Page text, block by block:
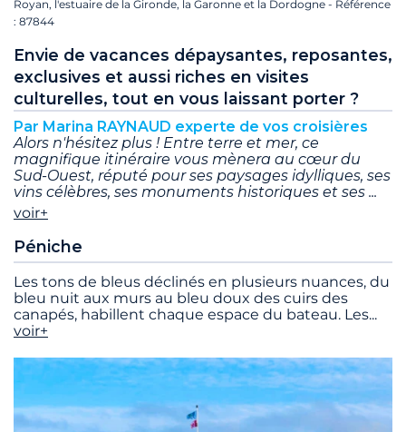
Royan, l'estuaire de la Gironde, la Garonne et la Dordogne - Référence
: 87844
Envie de vacances dépaysantes, reposantes,
exclusives et aussi riches en visites
culturelles, tout en vous laissant porter ?
Par Marina RAYNAUD experte de vos croisières
Alors n'hésitez plus ! Entre terre et mer, ce
magnifique itinéraire vous mènera au cœur du
Sud-Ouest, réputé pour ses paysages idylliques, ses
vins célèbres, ses monuments historiques et ses
voir+
Péniche
Les tons de bleus déclinés en plusieurs nuances, du
bleu nuit aux murs au bleu doux des cuirs des
canapés, habillent chaque espace du bateau. Les...
voir+